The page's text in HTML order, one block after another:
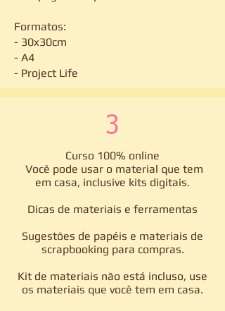
Formatos:
- 30x30cm
- A4
- Project Life
3
Curso 100% online
Você pode usar o material que tem
em casa, inclusive kits digitais.​
Dicas de materiais e ferramentas
Sugestões de papéis e materiais de
scrapbooking para compras.
Kit de materiais não está incluso, use
os materiais que você tem em casa.